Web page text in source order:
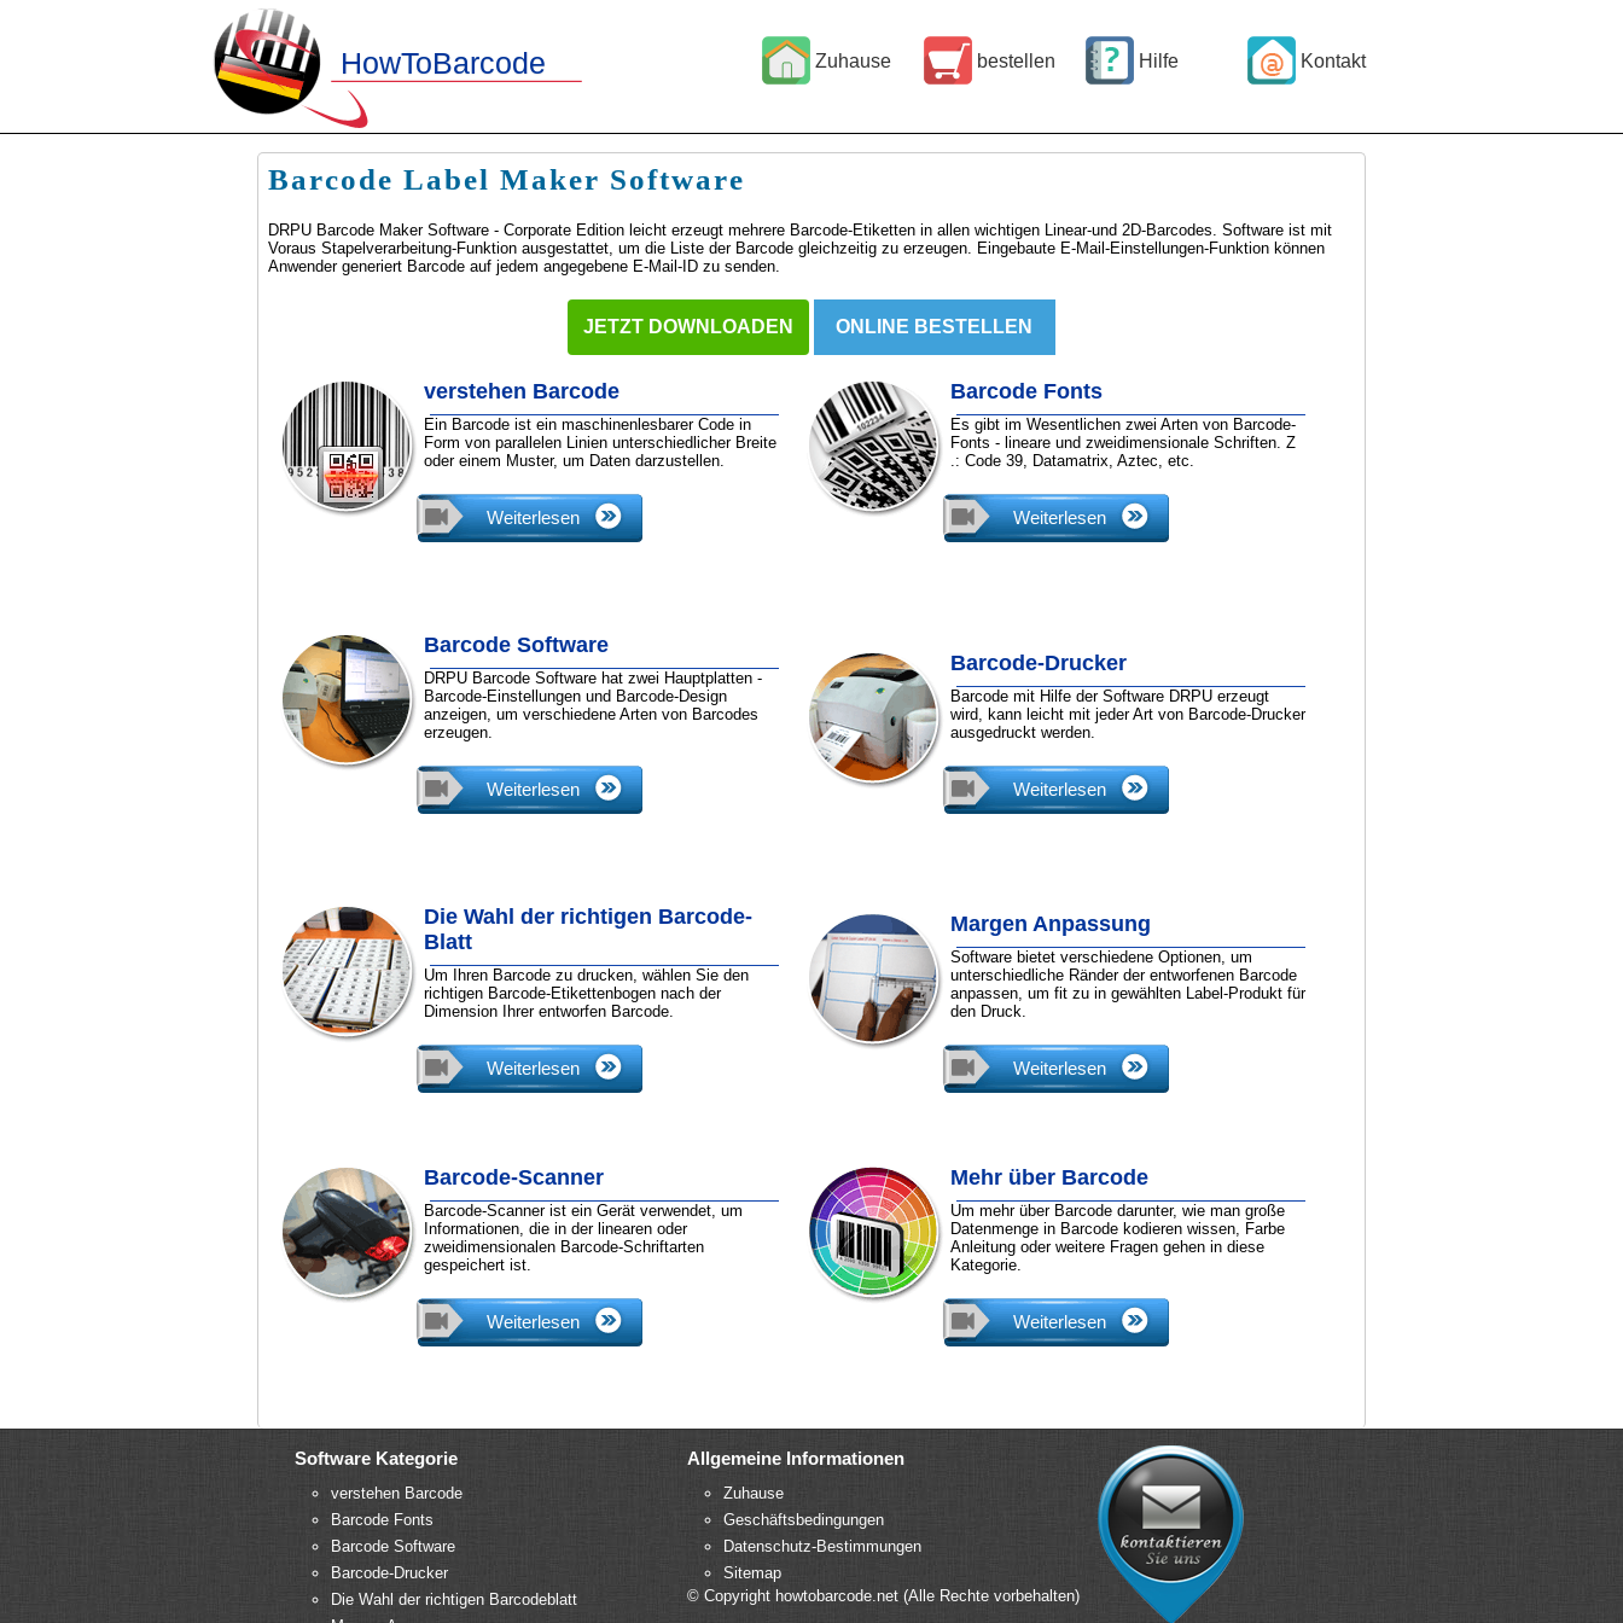
HowToBarcode Zuhause bestellen Hilfe Kontakt
Barcode Label Maker Software
DRPU Barcode Maker Software - Corporate Edition leicht erzeugt mehrere Barcode-Etiketten in allen wichtigen Linear-und 2D-Barcodes. Software ist mit
Voraus Stapelverarbeitung-Funktion ausgestattet, um die Liste der Barcode gleichzeitig zu erzeugen. Eingebaute E-Mail-Einstellungen-Funktion können
Anwender generiert Barcode auf jedem angegebene E-Mail-ID zu senden.
JETZT DOWNLOADEN ONLINE BESTELLEN
verstehen Barcode
Ein Barcode ist ein maschinenlesbarer Code in
Form von parallelen Linien unterschiedlicher Breite
oder einem Muster, um Daten darzustellen.
Weiterlesen
Barcode Fonts
Es gibt im Wesentlichen zwei Arten von Barcode-
Fonts - lineare und zweidimensionale Schriften. Z
.: Code 39, Datamatrix, Aztec, etc.
Weiterlesen
Barcode Software
DRPU Barcode Software hat zwei Hauptplatten -
Barcode-Einstellungen und Barcode-Design
anzeigen, um verschiedene Arten von Barcodes
erzeugen.
Weiterlesen
Barcode-Drucker
Barcode mit Hilfe der Software DRPU erzeugt
wird, kann leicht mit jeder Art von Barcode-Drucker
ausgedruckt werden.
Weiterlesen
Die Wahl der richtigen Barcode-
Blatt
Um Ihren Barcode zu drucken, wählen Sie den
richtigen Barcode-Etikettenbogen nach der
Dimension Ihrer entworfen Barcode.
Weiterlesen
Margen Anpassung
Software bietet verschiedene Optionen, um
unterschiedliche Ränder der entworfenen Barcode
anpassen, um fit zu in gewählten Label-Produkt für
den Druck.
Weiterlesen
Barcode-Scanner
Barcode-Scanner ist ein Gerät verwendet, um
Informationen, die in der linearen oder
zweidimensionalen Barcode-Schriftarten
gespeichert ist.
Weiterlesen
Mehr über Barcode
Um mehr über Barcode darunter, wie man große
Datenmenge in Barcode kodieren wissen, Farbe
Anleitung oder weitere Fragen gehen in diese
Kategorie.
Weiterlesen
Software Kategorie
verstehen Barcode
Barcode Fonts
Barcode Software
Barcode-Drucker
Die Wahl der richtigen Barcodeblatt
Allgemeine Informationen
Zuhause
Geschäftsbedingungen
Datenschutz-Bestimmungen
Sitemap
© Copyright howtobarcode.net (Alle Rechte vorbehalten)